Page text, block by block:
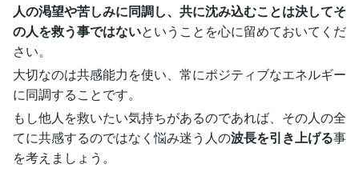
人の渇望や苦しみに同調し、共に沈み込むことは決してそ
の人を救う事ではないということを心に留めておいてくだ
さい。
大切なのは共感能力を使い、常にポジティブなエネルギー
に同調することです。
もし他人を救いたい気持ちがあるのであれば、その人の全
てに共感するのではなく悩み迷う人の波長を引き上げる事
を考えましょう。